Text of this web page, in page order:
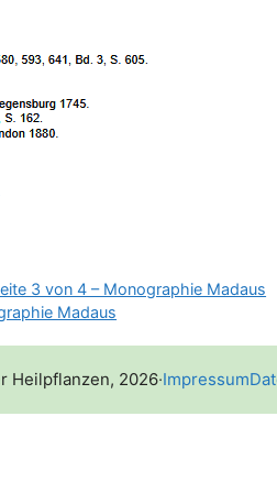
3 von 4 – Monographie Madaus
Madaus
Heilpflanzen, 2026·Impressum